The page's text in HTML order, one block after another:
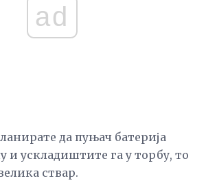
ad
да пуњач батерија
и ускладиштите га у торбу, то
ствар.